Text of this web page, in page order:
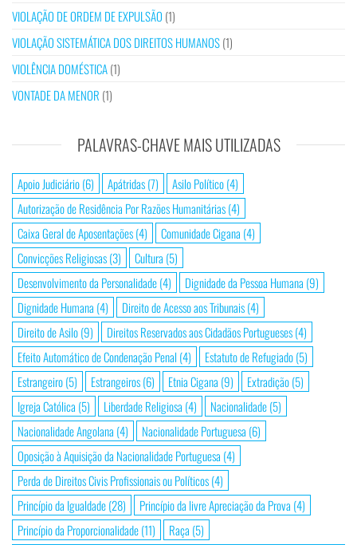
VIOLAÇÃO DE ORDEM DE EXPULSÃO (1)
VIOLAÇÃO SISTEMÁTICA DOS DIREITOS HUMANOS(1)
VIOLÊNCIA DOMÉSTICA(1)
VONTADE DA MENOR (1)
PALAVRAS-CHAVE MAIS UTILIZADAS
Apoio Judiciário(6) Apátridas(7) Asilo Político(4)
Autorização de Residência Por Razões Humanitárias(4)
Caixa Geral de Aposentações(4) Comunidade Cigana (4)
Convicções Religiosas(3) Cultura (5)
Desenvolvimento da Personalidade(4) Dignidade da Pessoa Humana (9)
Dignidade Humana (4) Direito de Acesso aos Tribunais(4)
Direito de Asilo(9) Direitos Reservados aos Cidadãos Portugueses(4)
Efeito Automático de Condenação Penal (4) Estatuto de Refugiado(5)
Estrangeiro(5) Estrangeiros(6) Etnia Cigana (9) Extradição(5)
Igreja Católica (5) Liberdade Religiosa (4) Nacionalidade(5)
Nacionalidade Angolana (4) Nacionalidade Portuguesa (6)
Oposição à Aquisição da Nacionalidade Portuguesa (4)
Perda de Direitos Civis Profissionais ou Políticos(4)
Princípio da Igualdade(28) Princípio da livre Apreciação da Prova (4)
Princípio da Proporcionalidade(11) Raça (5)